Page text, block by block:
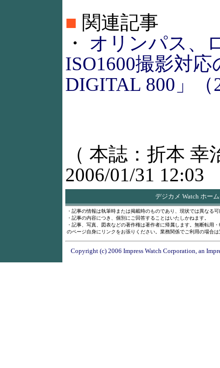
■ 関連記事
・ オリンパス、
ISO1600撮影対応
DIGITAL 800」（
（ 本誌：折本 幸
2006/01/31 12:03
デジカメ Watch ホー
・記事の情報は執筆時または掲載時のものであり、現状では異なる
・記事の内容につき、個別にご回答することはいたしかねます。
・記事、写真、図表などの著作権は著作者に帰属します。無断転用
のページ自身にリンクをお張りください。業務関係でご利用の場合
Copyright (c) 2006 Impress Watch Corporation, an